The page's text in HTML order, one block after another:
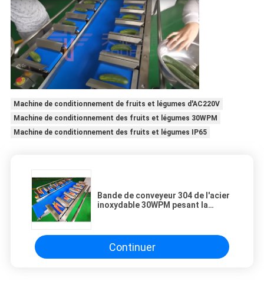
Machine de conditionnement de fruits et légumes d'AC220V
Machine de conditionnement des fruits et légumes 30WPM
Machine de conditionnement des fruits et légumes IP65
Bande de conveyeur 304 de l'acier
inoxydable 30WPM pesant la
Continuer